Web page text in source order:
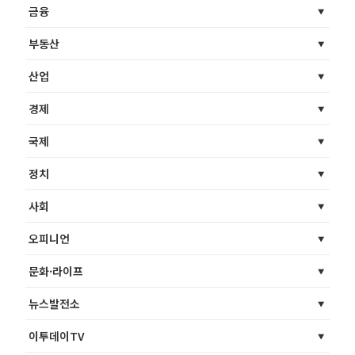
금융
부동산
산업
경제
국제
정치
사회
오피니언
문화·라이프
뉴스발전소
이투데이TV